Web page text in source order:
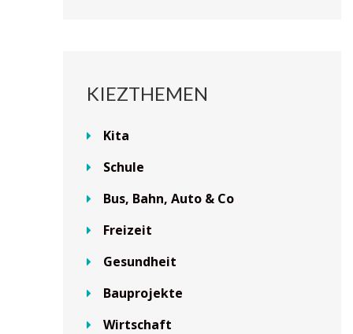
KIEZTHEMEN
Kita
Schule
Bus, Bahn, Auto & Co
Freizeit
Gesundheit
Bauprojekte
Wirtschaft